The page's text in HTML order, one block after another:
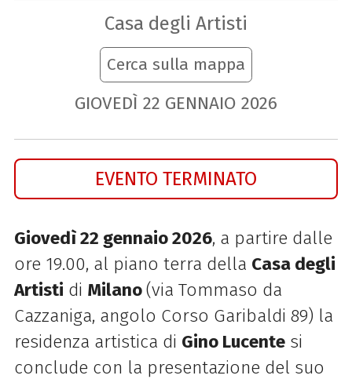
Casa degli Artisti
Cerca sulla mappa
GIOVEDÌ 22 GENNAIO 2026
EVENTO TERMINATO
Giovedì 22 gennaio 2026, a partire dalle
ore 19.00, al piano terra della Casa degli
Artisti di Milano(via Tommaso da
Cazzaniga, angolo Corso Garibaldi 89) la
residenza artistica di Gino Lucentesi
conclude con la presentazione del suo